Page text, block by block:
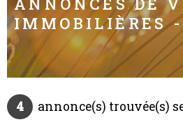
IMMOBILIÈRES
4 annonce(s) trouvée(s)